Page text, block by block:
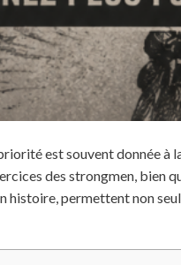
est souvent donnée
des strongmen, bien
histoire, permettent non